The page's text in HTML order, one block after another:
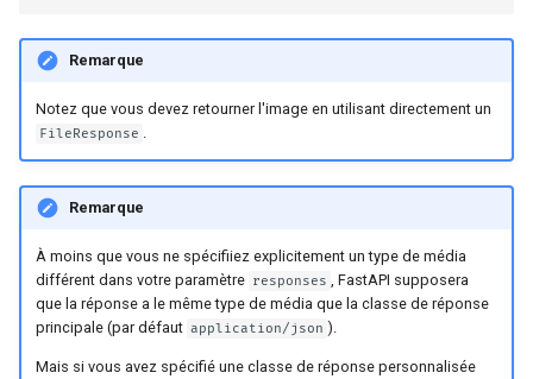
Remarque
Notez que vous devez retourner l'image en utilisant directement un
FileResponse .
Remarque
À moins que vous ne spécifiiez explicitement un type de média
différent dans votre paramètre responses , FastAPI supposera
que la réponse a le même type de média que la classe de réponse
principale (par défaut application/json ).
Mais si vous avez spécifié une classe de réponse personnalisée